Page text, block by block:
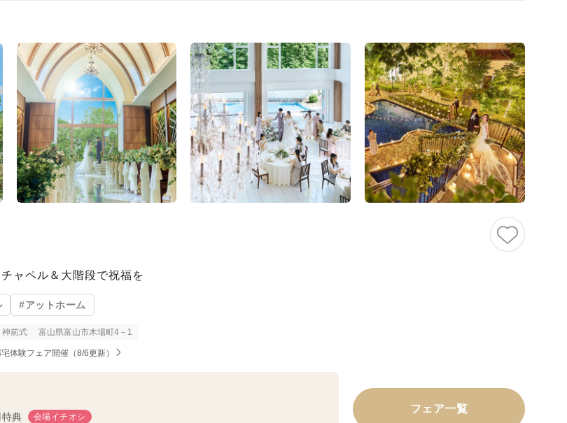
ャペル＆大階段で祝福を
#アットホーム
神前式 富山県富山市木場町4－1
体験フェア開催（8/6更新）
典 会場イチオシ
フェア一覧